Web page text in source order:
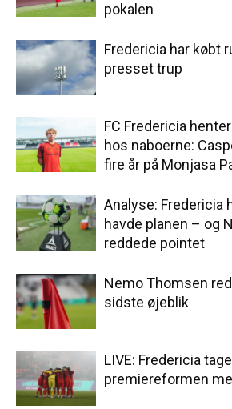
pokalen
Fredericia har købt
presset trup
FC Fredericia
hos naboerne:
fire år på Monjasa
Analyse: Fredericia
havde planen – og
reddede pointet
Nemo Thomsen
sidste øjeblik
LIVE: Fredericia
premiereformen